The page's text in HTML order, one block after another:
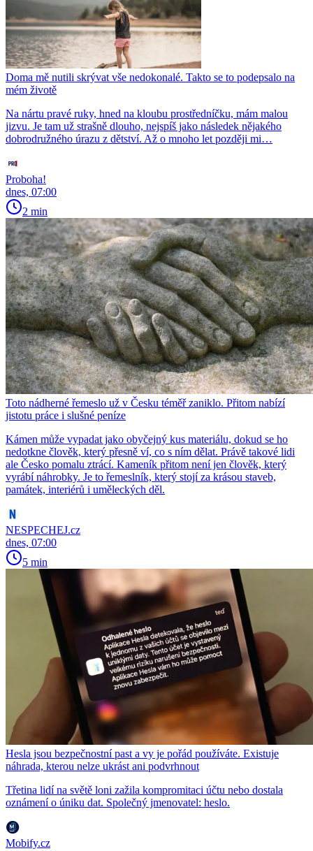
Doma mě nutili skrývat vše nedokonalé. Takto se to podepsalo na
mém životě
Na nártu pravé ruky, hned na kloubu prostředníčku, mám malou
jizvu. Je tam už strašně dlouho, nejspíš jako následek nějakého
dobrodružného úrazu z dětství. Až o mnoho let později mi…
Proboha!
dnes, 07:00
2 min
Toto nádherné řemeslo už v Česku téměř zaniklo. Přitom nabízí
jistotu práce i slušné peníze
Kámen může vypadat jako obyčejný kus materiálu, dokud se ho
nedotkne člověk, který přesně ví, co s ním dělat. Právě takové lidi
ale Česko pomalu ztrácí. Kameník přitom není jen člověk, který
vyrábí náhrobky. Je to řemeslník, který stojí za krásou staveb,
památek, interiérů i uměleckých děl.
NESPECHEJ.cz
dnes, 07:00
5 min
Hesla jsou bezpečnostní past a vy je pořád používáte. Existuje
náhrada, kterou nelze ukrást ani podvrhnout
Třetina lidí na světě loni zažila kompromitaci účtu nebo dostala
oznámení o úniku dat. Společný jmenovatel: heslo.
Mobify.cz